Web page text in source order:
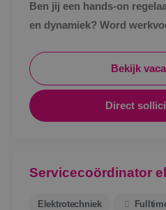
Ben jij een hands-on
en dynamiek? Word
Bekijk
Direct
Servicecoördinator
Elektrotechniek